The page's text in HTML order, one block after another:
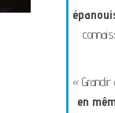
« Grandir
en